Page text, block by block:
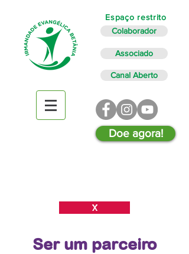
Espaço restrito
Colaborador
Associado
Canal Aberto
Doe agora!
X
Ser um parceiro